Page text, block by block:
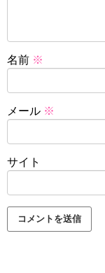
名前 ※
メール ※
サイト